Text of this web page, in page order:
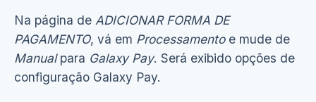
Na página de ADICIONAR FORMA DE
PAGAMENTO, vá em Processamentoe mude de
Manualpara Galaxy Pay. Será exibido opções de
configuração Galaxy Pay.